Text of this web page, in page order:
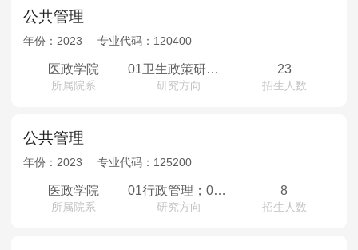
公共管理
年份： 2023 专业代码： 120400
医政学院
所属院系
01卫生政策研究；02卫生行政管理；03医药经济与管理；04医院管理；05健康保障制度；06教育经济与管理
研究方向
23
招生人数
公共管理
年份： 2023 专业代码： 125200
医政学院
所属院系
01行政管理；02医院管理；03社会保障；04公共政策研究；05教育经济与管理
研究方向
8
招生人数